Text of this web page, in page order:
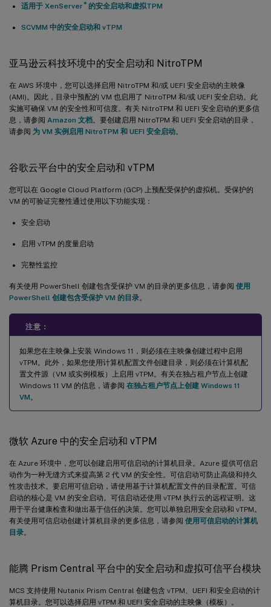
适用于 XenServer ®的安全启动和虚拟TPM
SCVMM 中的安全启动和 vTPM
亚马逊云科技环境中的安全启动和 NitroTPM
在 AWS 环境中，您可以选择启用 NitroTPM 和/或 UEFI 安全启动的主映像
(AMI)。因此，目录中预配的 VM 也启用了 NitroTPM 和/或 UEFI 安全启动。此
实施可确保 VM 的安全性和可信度。有关 NitroTPM 和 UEFI 安全启动的更多信
息，请参阅 Amazon 文档。要创建启用 NitroTPM 和 UEFI 安全启动的目录，
请参阅 为 VM 实例启用 NitroTPM 和 UEFI 安全启动。
谷歌云平台中的安全启动和 vTPM
您可以在 Google Cloud Platform (GCP) 上预配受保护的虚拟机。受保护的
VM 的可验证完整性通过使用以下功能实现：
安全启动
启用 vTPM 的度量启动
完整性监控
有关使用 PowerShell 创建包含受保护 VM 的目录的更多信息，请参阅 使用
PowerShell 创建包含受保护 VM 的目录。
注意：
如果您在主映像上安装 Windows 11，则必须在主映像创建过程中启用
vTPM。此外，如果您使用计算机配置文件创建目录，则必须在计算机配
置文件源（VM 或实例模板）上启用 vTPM。有关在独占租户节点上创建
Windows 11 VM 的信息，请参阅 在独占租户节点上创建 Windows 11
VM 。
微软 Azure 中的安全启动和 vTPM
在 Azure 环境中，您可以创建启用可信启动的计算机目录。Azure 提供可信启
动作为一种无缝方式来提高第 2 代 VM 的安全性。可信启动可防止高级和持久
性攻击技术。要启用可信启动，请使用基于计算机配置文件的目录配置。可信
启动的核心是 VM 的安全启动。可信启动还使用 vTPM 执行云的远程证明。这
用于平台健康检查和做出基于信任的决策。您可以单独启用安全启动和 vTPM。
有关使用可信启动创建计算机目录的更多信息，请参阅 使用可信启动的计算机
目录。
能腾 Prism Central 平台中的安全启动和虚拟可信平台模块
MCS 支持使用 Nutanix Prism Central 创建包含 vTPM、UEFI 和安全启动的计
算机目录。您可以选择启用 vTPM 和 UEFI 安全启动的主映像（模板）。